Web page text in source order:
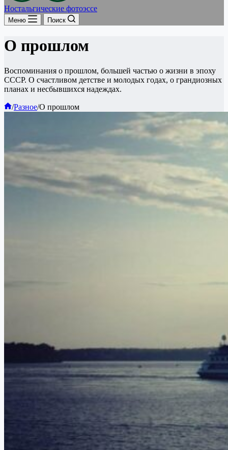
Ностальгические фотоэссе
Меню Поиск
О прошлом
Воспоминания о прошлом, большей частью о жизни в эпоху
СССР. О счастливом детстве и молодых годах, о грандиозных
планах и несбывшихся надеждах.
Главная
/Разное/О прошлом